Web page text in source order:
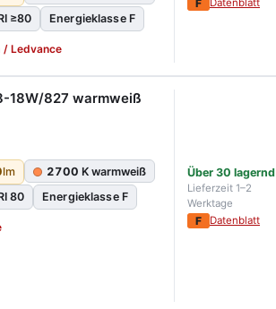
≥80 Energieklasse F
/ Ledvance
F Datenblatt
18W/827 warmweiß
lm 2700 K warmweiß
80 Energieklasse F
Über 30 lagernd
Lieferzeit 1–2
Werktage
F Datenblatt